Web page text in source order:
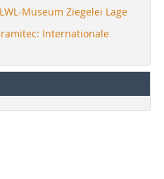
Museum Ziegelei Lage
Internationale